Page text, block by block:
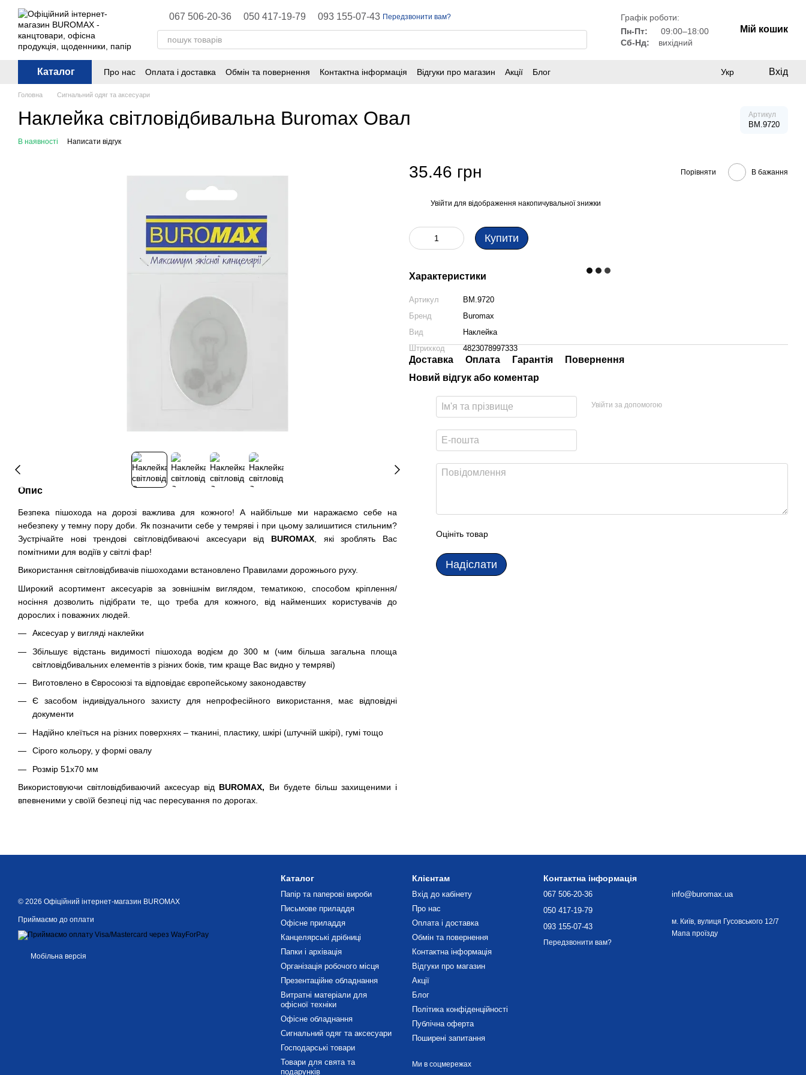
Перейти до основного контенту
067 506-20-36 050 417-19-79 093 155-07-43 Передзвонити вам?
Графік роботи:
Пн-Пт:
09:00–18:00
Сб-Нд:
вихідний
Мій кошик
Каталог Про нас Оплата і доставка Обмін та повернення Контактна інформація Відгуки про магазин Акції
Блог
Укр Вхід
Головна Сигнальний одяг та аксесуари
Наклейка світловідбивальна Buromax Овал Артикул
BM.9720
В наявності Написати відгук
Опис
Безпека пішохода на дорозі важлива для кожного! А найбільше ми наражаємо себе на
небезпеку у темну пору доби. Як позначити себе у темряві і при цьому залишитися стильним?
Зустрічайте нові трендові світловідбиваючі аксесуари від BUROMAX , які зроблять Вас
помітними для водіїв у світлі фар!
Використання світловідбивачів пішоходами встановлено Правилами дорожнього руху.
Широкий асортимент аксесуарів за зовнішнім виглядом, тематикою, способом кріплення/
носіння дозволить підібрати те, що треба для кожного, від найменших користувачів до
дорослих і поважних людей.
Аксесуар у вигляді наклейки
Збільшує відстань видимості пішохода водієм до 300 м (чим більша загальна площа
світловідбивальних елементів з різних боків, тим краще Вас видно у темряві)
Виготовлено в Євросоюзі та відповідає європейському законодавству
Є засобом індивідуального захисту для непрофесійного використання, має відповідні
документи
Надійно клеїться на різних поверхнях – тканині, пластику, шкірі (штучній шкірі), гумі тощо
Сірого кольору, у формі овалу
Розмір 51х70 мм
Використовуючи світловідбиваючий аксесуар від BUROMAX, Ви будете більш захищеними і
впевненими у своїй безпеці під час пересування по дорогах.
35.46 грн Порівняти В бажання
Увійти для відображення накопичувальної знижки
Купити
Характеристики
Артикул
BM.9720
Бренд
Buromax
Вид
Наклейка
Штрихкод
4823078997333
Доставка Оплата Гарантія
Повернення
Новий відгук або коментар
Увійти за допомогою
Оцініть товар
Надіслати
© 2026 Офіційний інтернет-магазин BUROMAX
Приймаємо до оплати
Мобільна версія
Каталог
Папір та паперові вироби
Письмове приладдя
Офісне приладдя
Канцелярські дрібниці
Папки і архівація
Організація робочого місця
Презентаційне обладнання
Витратні матеріали для
офісної техніки
Офісне обладнання
Сигнальний одяг та аксесуари
Господарські товари
Товари для свята та
подарунків
Клієнтам
Вхід до кабінету
Про нас
Оплата і доставка
Обмін та повернення
Контактна інформація
Відгуки про магазин
Акції
Блог
Політика конфіденційності
Публічна оферта
Поширені запитання
Ми в соцмережах
Контактна інформація
067 506-20-36
050 417-19-79
093 155-07-43
Передзвонити вам?
info@buromax.ua
м. Київ, вулиця Гусовського 12/7
Мапа проїзду